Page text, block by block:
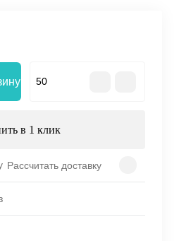
в 1 клик
Рассчитать доставку